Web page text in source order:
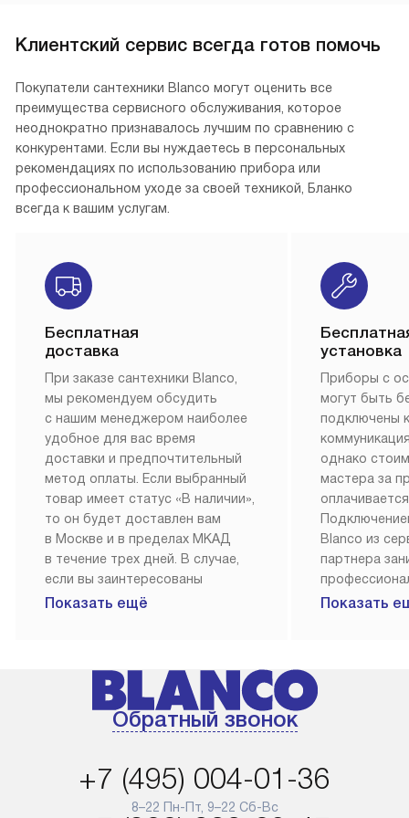
Клиентский сервис всегда готов помочь
Покупатели сантехники Blanco могут оценить все
преимущества сервисного обслуживания, которое
неоднократно признавалось лучшим по сравнению с
конкурентами. Если вы нуждаетесь в персональных
рекомендациях по использованию прибора или
профессиональном уходе за своей техникой, Бланко
всегда к вашим услугам.
Бесплатная
доставка
При заказе сантехники Blanco,
мы рекомендуем обсудить
с нашим менеджером наиболее
удобное для вас время
доставки и предпочтительный
метод оплаты. Если выбранный
товар имеет статус «В наличии»,
то он будет доставлен вам
в Москве и в пределах МКАД
в течение трех дней. В случае,
если вы заинтересованы
в товаре, который доступен
менеджером на сайте. Товары
с особым лейблом
доставляются бесплатно
аксессуаров не предусмотрена.
Для доставки в другие регионы
Показать ещё
установка
Приборы с
могут быть
подключены
однако
мастера за
Blanco из
партнера
Наш сервис
возможные
Показать
Обратный звонок
+7 (495) 004-01-36
8–22 Пн-Пт, 9–22 Сб-Вс